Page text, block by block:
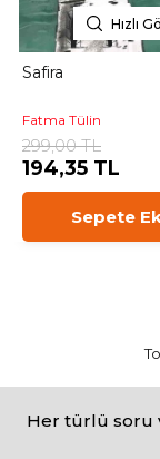
Hızlı
Safira
Fatma Tülin
299,00 TL
194,35 TL
Sepete
Her türlü soru